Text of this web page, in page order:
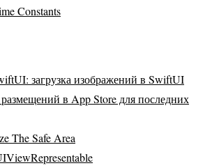
Constants
загрузка изображений в SwiftUI
в App Store для последних
The Safe Area